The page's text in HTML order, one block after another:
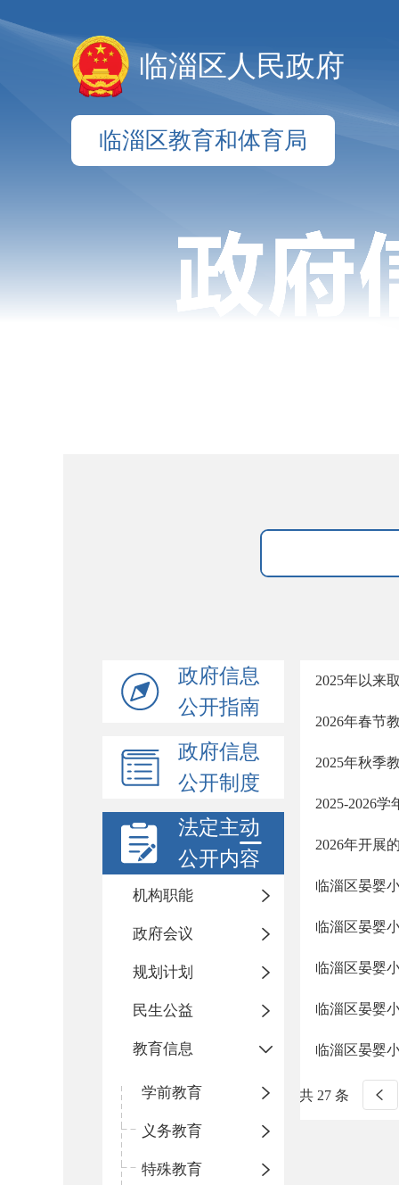
临淄区人民政府
临淄区教育和体育局
政府信息
公开指南
政府信息
公开制度
法定主动
公开内容
机构职能
政府会议
规划计划
民生公益
教育信息
学前教育
义务教育
特殊教育
2025年以来
2026年春节
2025年秋季
2025-2026
2026年开展
临淄区晏婴
临淄区晏婴
临淄区晏婴
临淄区晏婴
临淄区晏婴
共 27 条